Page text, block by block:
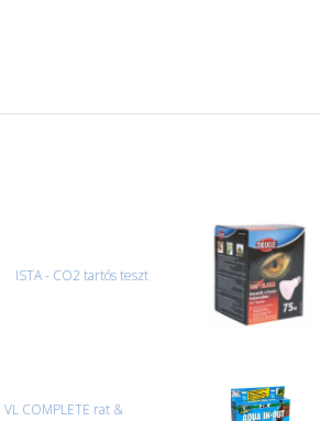
ISTA - CO2 tartós teszt
VL COMPLETE rat &